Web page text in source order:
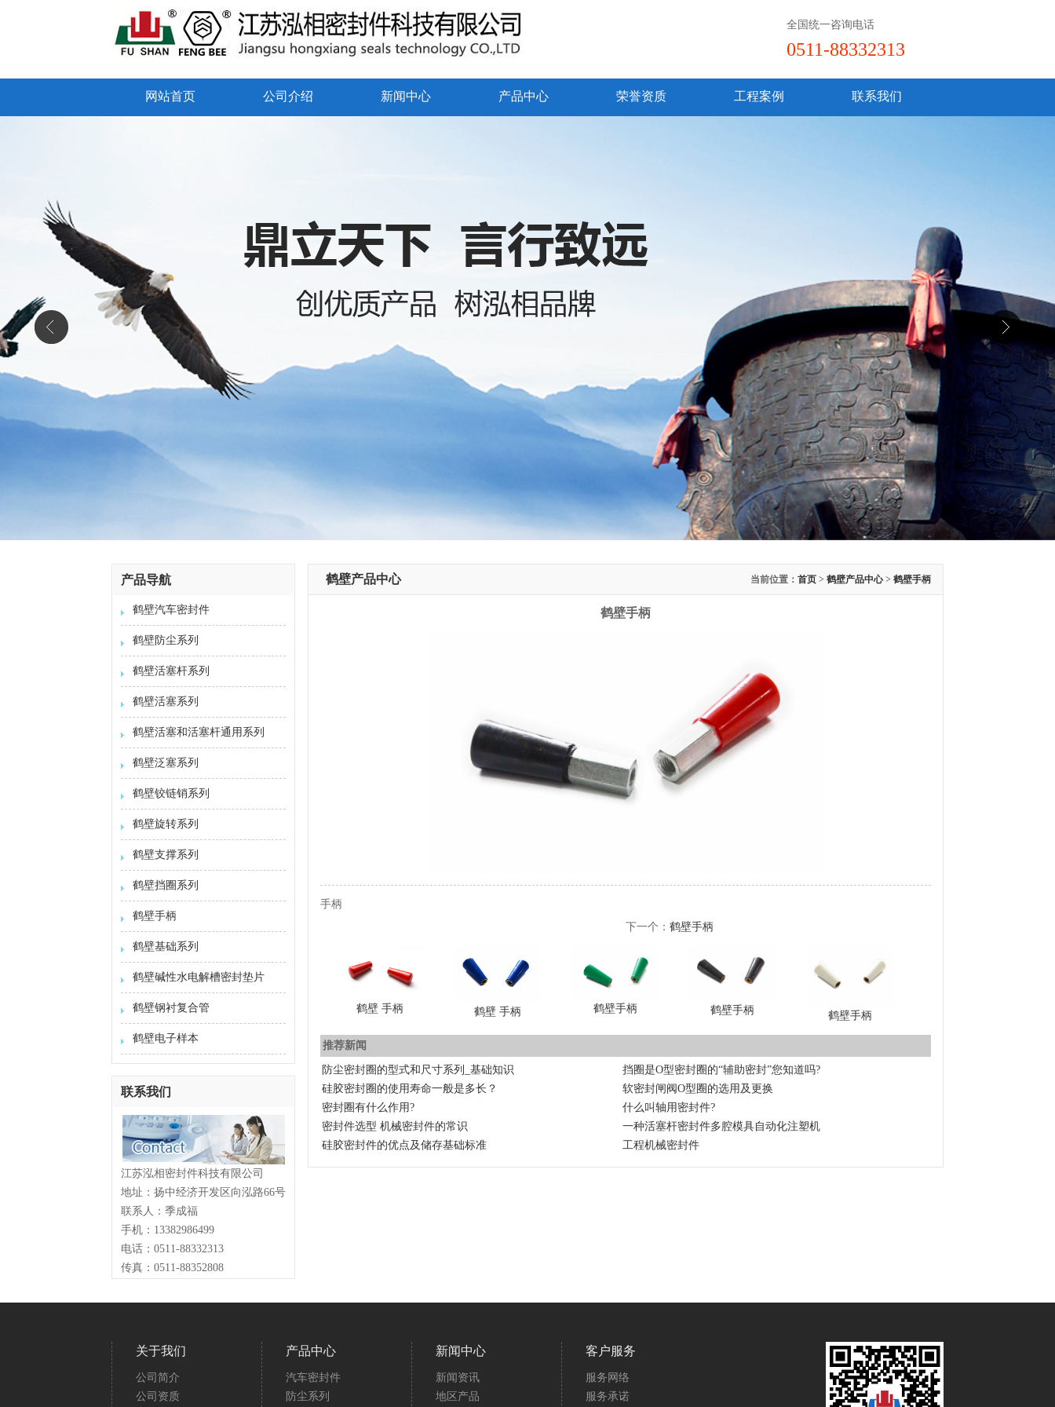
全国统一咨询电话
0511-88332313
网站首页 公司介绍 新闻中心 产品中心 荣誉资质 工程案例 联系我们
产品导航
鹤壁汽车密封件
鹤壁防尘系列
鹤壁活塞杆系列
鹤壁活塞系列
鹤壁活塞和活塞杆通用系列
鹤壁泛塞系列
鹤壁铰链销系列
鹤壁旋转系列
鹤壁支撑系列
鹤壁挡圈系列
鹤壁手柄
鹤壁基础系列
鹤壁碱性水电解槽密封垫片
鹤壁钢衬复合管
鹤壁电子样本
联系我们
江苏泓相密封件科技有限公司
地址：扬中经济开发区向泓路66号
联系人：季成福
手机：13382986499
电话：0511-88332313
传真：0511-88352808
鹤壁产品中心 当前位置： 首页 > 鹤壁产品中心> 鹤壁手柄
鹤壁手柄
手柄
下一个： 鹤壁手柄
鹤壁 手柄 鹤壁 手柄 鹤壁手柄 鹤壁手柄 鹤壁手柄
推荐新闻
防尘密封圈的型式和尺寸系列_基础知识
挡圈是O型密封圈的“辅助密封”您知道吗?
硅胶密封圈的使用寿命一般是多长？
软密封闸阀O型圈的选用及更换
密封圈有什么作用?
什么叫轴用密封件?
密封件选型 机械密封件的常识
一种活塞杆密封件多腔模具自动化注塑机
硅胶密封件的优点及储存基础标准
工程机械密封件
关于我们
公司简介
公司资质
产品中心
汽车密封件
防尘系列
新闻中心
新闻资讯
地区产品
客户服务
服务网络
服务承诺